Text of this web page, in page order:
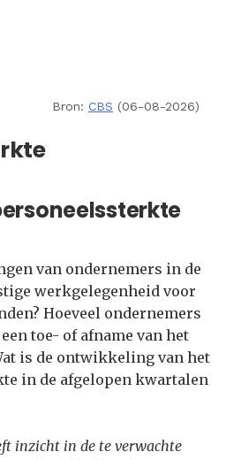
Bron: CBS (06-08-2026)
van ondernemers in de
werkgelegenheid voor
Hoeveel ondernemers
toe- of afname van het
is de ontwikkeling van het
in de afgelopen kwartalen
inzicht in de te verwachte